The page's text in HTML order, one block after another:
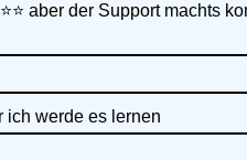
aber der Support machts
ich werde es lernen